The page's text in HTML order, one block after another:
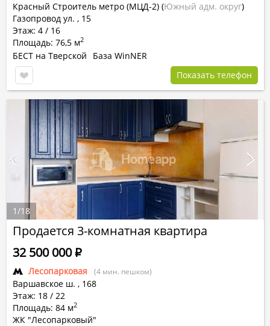
Красный Строитель метро (МЦД-2) (Южный адм. округ)
Газопровод ул. , 15
Этаж: 4 / 16
Площадь: 76,5 м2
БЕСТ на Тверской
База WinNER
Показать телефон
Продается 3-комнатная квартира
Лесопарковая (4 мин. пешком)
Варшавское ш. , 168
Этаж: 18 / 22
Площадь: 84 м2
ЖК "Лесопарковый"
32 500 000Р
1/18